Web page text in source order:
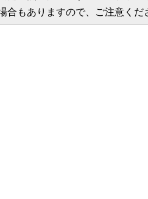
合もありますので、ご注意くだ